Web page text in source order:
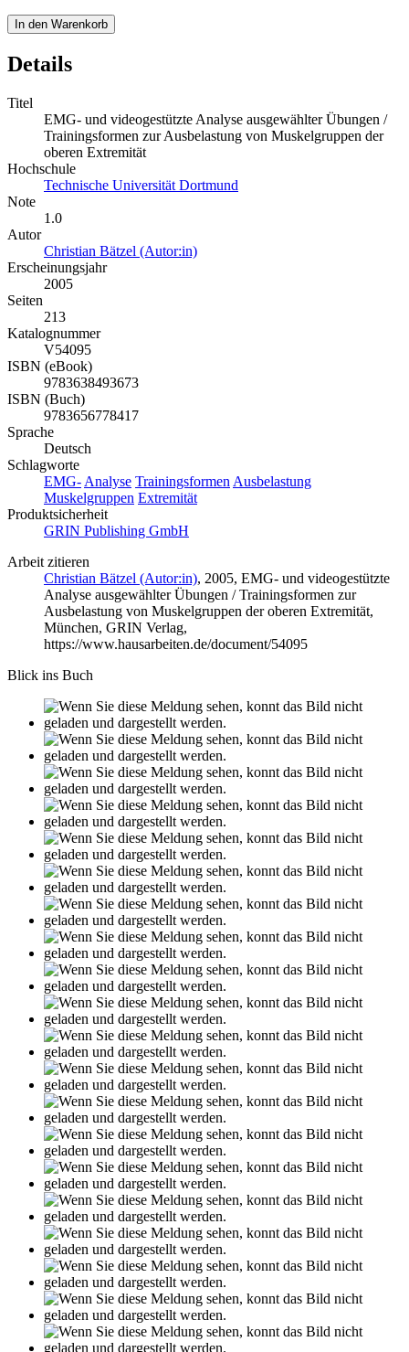
In den Warenkorb
Details
Titel
EMG- und videogestützte Analyse ausgewählter Übungen /
Trainingsformen zur Ausbelastung von Muskelgruppen der
oberen Extremität
Hochschule
Technische Universität Dortmund
Note
1.0
Autor
Christian Bätzel (Autor:in)
Erscheinungsjahr
2005
Seiten
213
Katalognummer
V54095
ISBN (eBook)
9783638493673
ISBN (Buch)
9783656778417
Sprache
Deutsch
Schlagworte
EMG- Analyse Trainingsformen Ausbelastung
Muskelgruppen Extremität
Produktsicherheit
GRIN Publishing GmbH
Arbeit zitieren
Christian Bätzel (Autor:in), 2005, EMG- und videogestützte
Analyse ausgewählter Übungen / Trainingsformen zur
Ausbelastung von Muskelgruppen der oberen Extremität,
München, GRIN Verlag,
https://www.hausarbeiten.de/document/54095
Blick ins Buch